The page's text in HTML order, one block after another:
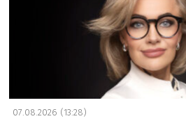
07.08.2026 (13:28)